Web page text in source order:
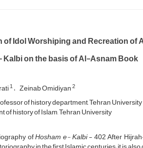
of Idol Worshiping and Recreation of
Kalbi on the basis of Al-Asnam Book
1 Zeinab Omidiyan2
of history department, Tehran University
of history of Islam, Tehran University
ofHosham e- Kalbi- 402 After